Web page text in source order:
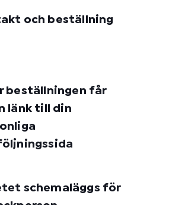
och beställning
beställningen får
länk till din
schemaläggs för